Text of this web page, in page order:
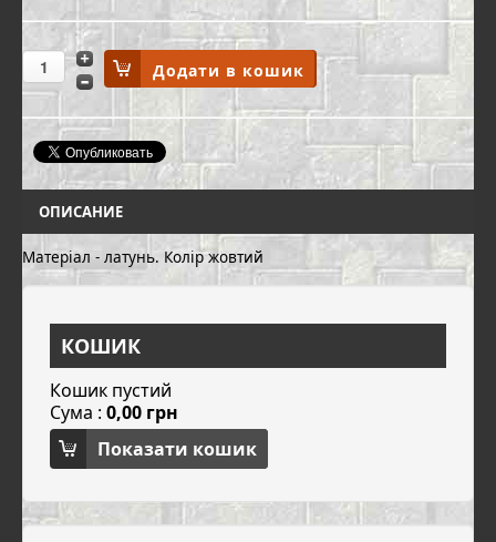
ОПИСАНИЕ
Матеріал - латунь. Колір жовтий
КОШИК
Кошик пустий
Сума : 0,00 грн
Показати кошик